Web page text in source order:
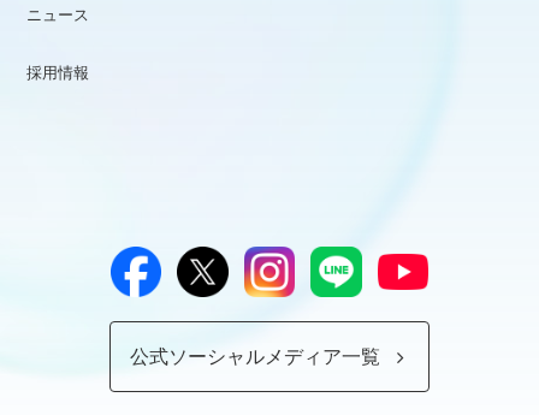
ニュース
採用情報
公式ソーシャルメディア一覧